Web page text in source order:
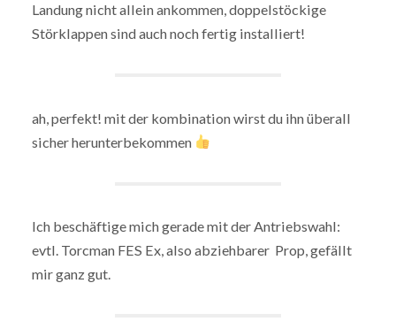
Landung nicht allein ankommen, doppelstöckige
Störklappen sind auch noch fertig installiert!
ah, perfekt! mit der kombination wirst du ihn überall
sicher herunterbekommen
Ich beschäftige mich gerade mit der Antriebswahl:
evtl. Torcman FES Ex, also abziehbarer Prop, gefällt
mir ganz gut.